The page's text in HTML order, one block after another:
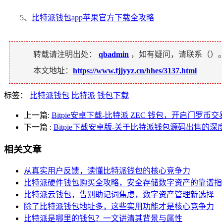
5、 比特派钱包app苹果官方下载全攻略
转载请注明出处： qbadmin ，如有疑问，请联系（）。
本文地址： https://www.fjjyyz.cn/hhes/3137.html
标签： 比特派钱包 比特派 钱包下载
上一篇: Bitpie安卓下载-比特派 ZEC 钱包，开启门罗币交
下一篇 : Bitpie下载安卓版-关于比特派钱包源码出售的深
相关文章
从真实用户反馈，读懂比特派钱包的核心竞争力
比特派硬件钱包购买全攻略，安全存储数字资产的靠谱
比特派云钱包，告别助记词焦虑，数字资产管理新选择
除了比特派钱包地址多，这些实用功能才是核心竞争力
比特派是哪里的钱包？一文讲清其背景与属性